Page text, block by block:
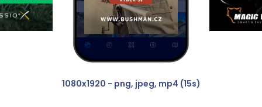
1080x1920 - png, jpeg, mp4 (15s)